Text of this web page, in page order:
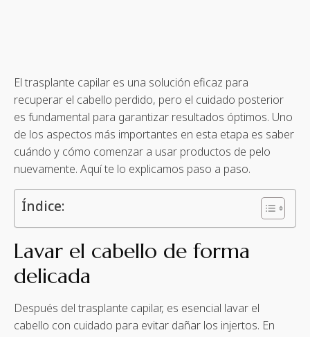
El trasplante capilar es una solución eficaz para
recuperar el cabello perdido, pero el cuidado posterior
es fundamental para garantizar resultados óptimos. Uno
de los aspectos más importantes en esta etapa es saber
cuándo y cómo comenzar a usar productos de pelo
nuevamente. Aquí te lo explicamos paso a paso.
Índice:
Lavar el cabello de forma
delicada
Después del trasplante capilar, es esencial lavar el
cabello con cuidado para evitar dañar los injertos. En